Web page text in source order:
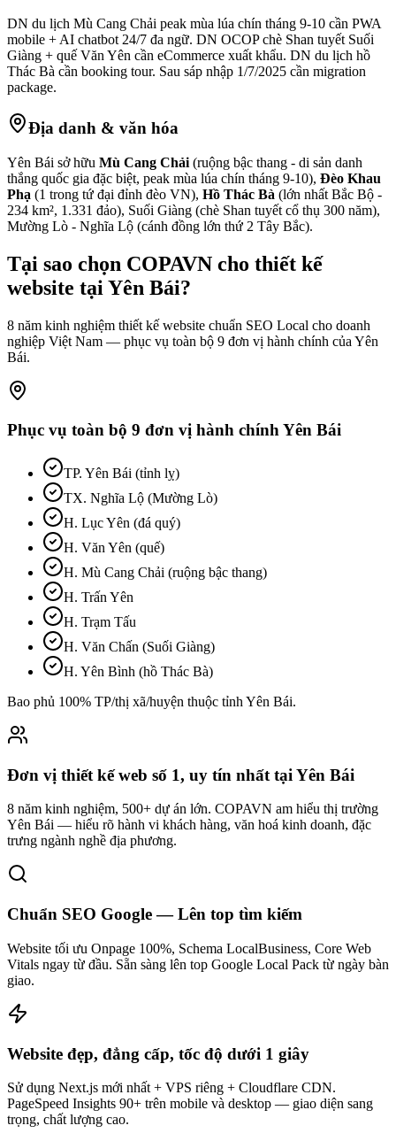
DN du lịch Mù Cang Chải peak mùa lúa chín tháng 9-10 cần PWA
mobile + AI chatbot 24/7 đa ngữ. DN OCOP chè Shan tuyết Suối
Giàng + quế Văn Yên cần eCommerce xuất khẩu. DN du lịch hồ
Thác Bà cần booking tour. Sau sáp nhập 1/7/2025 cần migration
package.
Địa danh & văn hóa
Yên Bái sở hữu Mù Cang Chải (ruộng bậc thang - di sản danh
thắng quốc gia đặc biệt, peak mùa lúa chín tháng 9-10), Đèo Khau
Phạ (1 trong tứ đại đỉnh đèo VN), Hồ Thác Bà (lớn nhất Bắc Bộ -
234 km², 1.331 đảo), Suối Giàng (chè Shan tuyết cổ thụ 300 năm),
Mường Lò - Nghĩa Lộ (cánh đồng lớn thứ 2 Tây Bắc).
Tại sao chọn COPAVN cho thiết kế
website tại Yên Bái?
8 năm kinh nghiệm thiết kế website chuẩn SEO Local cho doanh
nghiệp Việt Nam — phục vụ toàn bộ 9 đơn vị hành chính của Yên
Bái.
Phục vụ toàn bộ 9 đơn vị hành chínhYên Bái
TP. Yên Bái (tỉnh lỵ)
TX. Nghĩa Lộ (Mường Lò)
H. Lục Yên (đá quý)
H. Văn Yên (quế)
H. Mù Cang Chải (ruộng bậc thang)
H. Trấn Yên
H. Trạm Tấu
H. Văn Chấn (Suối Giàng)
H. Yên Bình (hồ Thác Bà)
Bao phủ 100% TP/thị xã/huyện thuộc tỉnh Yên Bái.
Đơn vị thiết kế web số 1, uy tín nhất tại Yên Bái
8 năm kinh nghiệm, 500+ dự án lớn. COPAVN am hiểu thị trường
Yên Bái — hiểu rõ hành vi khách hàng, văn hoá kinh doanh, đặc
trưng ngành nghề địa phương.
Chuẩn SEO Google — Lên top tìm kiếm
Website tối ưu Onpage 100%, Schema LocalBusiness, Core Web
Vitals ngay từ đầu. Sẵn sàng lên top Google Local Pack từ ngày bàn
giao.
Website đẹp, đẳng cấp, tốc độ dưới 1 giây
Sử dụng Next.js mới nhất + VPS riêng + Cloudflare CDN.
PageSpeed Insights 90+ trên mobile và desktop — giao diện sang
trọng, chất lượng cao.